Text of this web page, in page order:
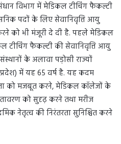
विभाग में मेडिकल टीचिंग फैकल्टी
पदों के लिए सेवानिवृत्ति आयु
को भी मंजूरी दे दी है. पहले मेडिकल
टीचिंग फैकल्टी की सेवानिवृत्ति आयु
के अलावा पड़ोसी राज्यों
में यह 65 वर्ष है. यह कदम
को मजबूत करने, मेडिकल कॉलेजों के
को सुदृढ़ करने तथा मरीज
नेतृत्व की निरंतरता सुनिश्चित करने